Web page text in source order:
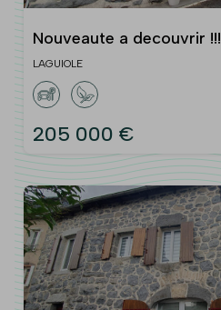
Nouveaute a decouvrir !!!
LAGUIOLE
205 000 €